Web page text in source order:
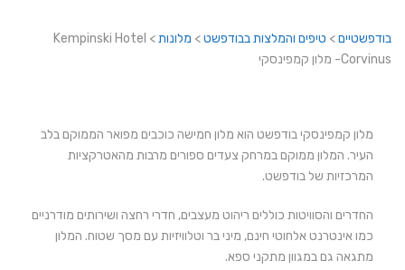
בודפשטיים> טיפים והמלצות בבודפשט> מלונות>
Kempinski Hotel
Corvinus- מלון קמפינסקי
מלון קמפינסקי בודפשט הוא מלון חמישה כוכבים מפואר הממוקם בלב
העיר. המלון ממוקם במרחק צעדים ספורים מרבות מהאטרקציות
המרכזיות של בודפשט.
החדרים והסוויטות כוללים ריהוט מעצבים, חדרי רחצה ושירותים מודרניים
כמו אינטרנט אלחוטי חינם, מיני בר וטלוויזיות עם מסך שטוח. המלון
מתגאה גם במגוון מתקני ספא.